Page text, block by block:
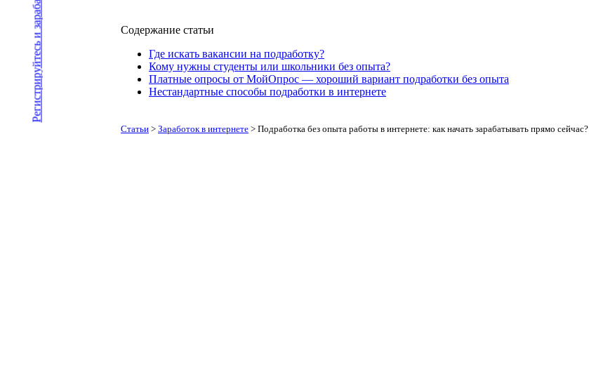
Регистрируйтесь и зарабатывайте
Содержание статьи
Где искать вакансии на подработку?
Кому нужны студенты или школьники без опыта?
Платные опросы от МойОпрос — хороший вариант подработки без опыта
Нестандартные способы подработки в интернете
Статьи > Заработок в интернете > Подработка без опыта работы в интернете: как начать зарабатывать прямо сейчас?